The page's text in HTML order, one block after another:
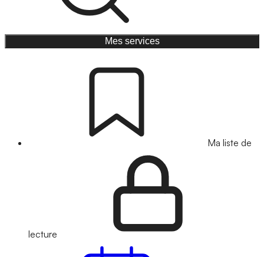
Mes services
Ma liste de
lecture